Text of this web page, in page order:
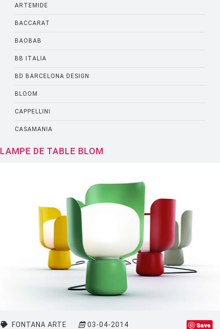
ARTEMIDE
BACCARAT
BAOBAB
BB ITALIA
BD BARCELONA DESIGN
BLOOM
CAPPELLINI
CASAMANIA
CASSINA
CRASSEVIG
DESIGN HOUSE STOCKHOLM
EGO PARIS
LAMPE DE TABLE BLOM
FONTANA ARTE 03-04-2014 Save